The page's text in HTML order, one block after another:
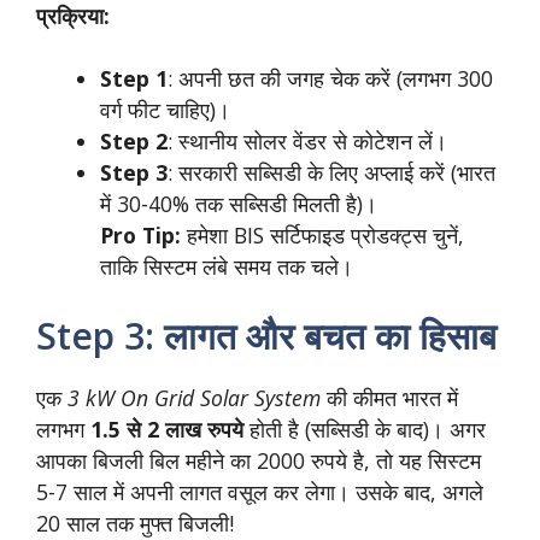
प्रक्रिया:
Step 1: अपनी छत की जगह चेक करें (लगभग 300
वर्ग फीट चाहिए)।
Step 2: स्थानीय सोलर वेंडर से कोटेशन लें।
Step 3: सरकारी सब्सिडी के लिए अप्लाई करें (भारत
में 30-40% तक सब्सिडी मिलती है)।
Pro Tip: हमेशा BIS सर्टिफाइड प्रोडक्ट्स चुनें,
ताकि सिस्टम लंबे समय तक चले।
Step 3: लागत और बचत का हिसाब
एक3 kW On Grid Solar Systemकी कीमत भारत में
लगभग 1.5 से 2 लाख रुपयेहोती है (सब्सिडी के बाद)। अगर
आपका बिजली बिल महीने का 2000 रुपये है, तो यह सिस्टम
5-7 साल में अपनी लागत वसूल कर लेगा। उसके बाद, अगले
20 साल तक मुफ्त बिजली!